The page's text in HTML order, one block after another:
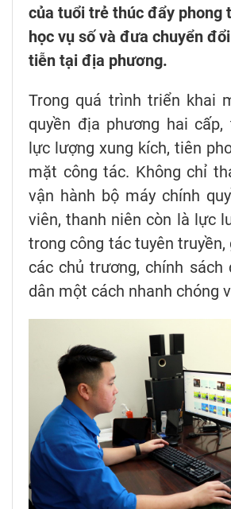
của tuổi trẻ thúc đẩy phong
học vụ số và đưa chuyển
tiễn tại địa phương.
Trong quá trình triển khai
quyền địa phương hai
lực lượng xung kích, tiên
mặt công tác. Không chỉ
vận hành bộ máy chính
viên, thanh niên còn là lực
trong công tác tuyên truyền,
các chủ trương, chính sách
dân một cách nhanh chóng